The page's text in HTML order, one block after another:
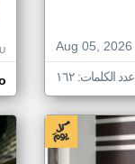
Aug 05, 2026
عدد الكلمات: ١٦٢